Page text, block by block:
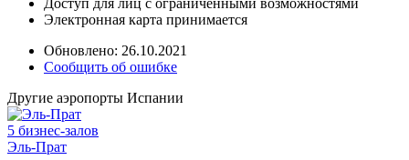
Электронная карта принимается
Обновлено: 26.10.2021
Сообщить об ошибке
Другие аэропорты Испании
5 бизнес-залов
Эль-Прат